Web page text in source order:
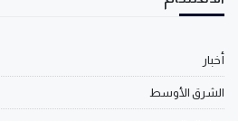
أخبار
الشرق الأوسط